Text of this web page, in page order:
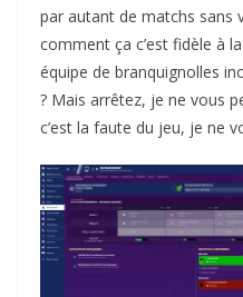
par autant de matchs sans
comment ça c’est fidèle à
équipe de branquignolles
? Mais arrêtez, je ne vous
c’est la faute du jeu, je ne